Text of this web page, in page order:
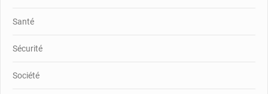
Santé
Sécurité
Société